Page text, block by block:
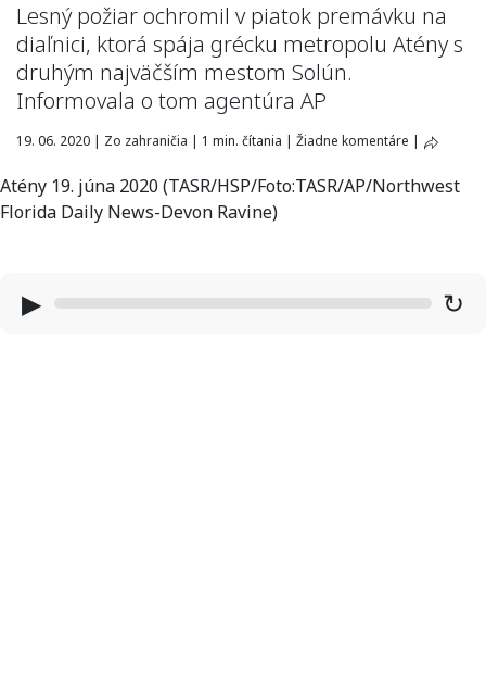
Lesný požiar ochromil v piatok premávku na
diaľnici, ktorá spája grécku metropolu Atény s
druhým najväčším mestom Solún.
Informovala o tom agentúra AP
19. 06. 2020 | Zo zahraničia | 1 min. čítania | Žiadne komentáre |
Atény 19. júna 2020 (TASR/HSP/Foto:TASR/AP/Northwest
Florida Daily News-Devon Ravine)
▶ ↻